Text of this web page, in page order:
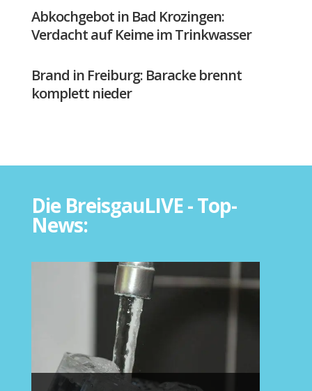
Abkochgebot in Bad Krozingen:
Verdacht auf Keime im Trinkwasser
Brand in Freiburg: Baracke brennt
komplett nieder
Die BreisgauLIVE - Top-
News: